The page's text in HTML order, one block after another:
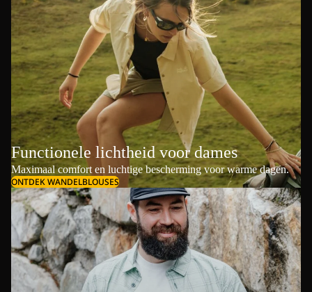
Functionele lichtheid voor dames
Maximaal comfort en luchtige bescherming voor warme dagen.
ONTDEK WANDELBLOUSES